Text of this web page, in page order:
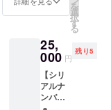
りいた
裏面に
記載い
たしま
す。
容はお
受け出
ます。
表現し
かくヒ
アリン
グし、
キャン
バスプ
リント
を
選
択
す
る
25,
000 円
残り5
【シリ
アルナ
ンバー